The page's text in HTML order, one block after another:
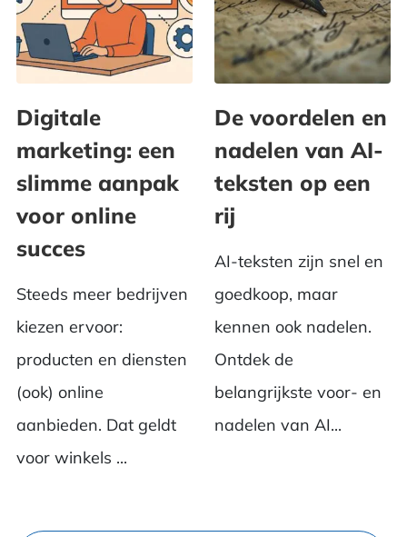
Digitale
marketing: een
slimme aanpak
voor online
succes
Steeds meer bedrijven
kiezen ervoor:
producten en diensten
(ook) online
aanbieden. Dat geldt
voor winkels ...
De voordelen en
nadelen van AI-
teksten op een
rij
AI-teksten zijn snel en
goedkoop, maar
kennen ook nadelen.
Ontdek de
belangrijkste voor- en
nadelen van AI...